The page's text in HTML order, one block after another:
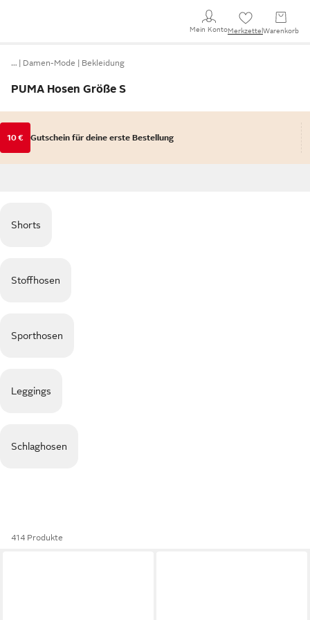
Mein KontoMerkzettel Warenkorb
… Damen-Mode Bekleidung
PUMA Hosen Größe S
10 € Gutschein für deine erste Bestellung
Shorts
Stoffhosen
Sporthosen
Leggings
Schlaghosen
414 Produkte